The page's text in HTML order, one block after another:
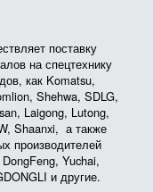
поставку
на спецтехнику
как Komatsu,
Shehwa, SDLG,
Laigong, Lutong,
Shaanxi, а также
производителей
Yuchai,
и другие.